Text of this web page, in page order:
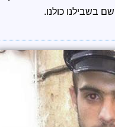
בשבילנו כולנו.